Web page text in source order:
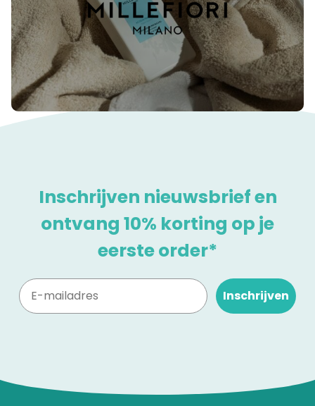
Inschrijven nieuwsbrief en
ontvang 10% korting op je
eerste order*
Inschrijven